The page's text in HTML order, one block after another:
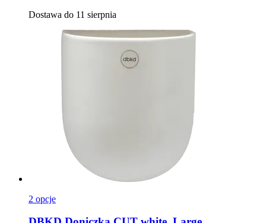
Dostawa do 11 sierpnia
2 opcje